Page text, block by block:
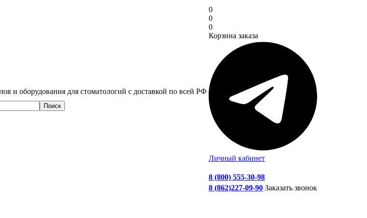
и оборудования для стоматологий с доставкой по всей РФ
0
0
0
Корзина заказа
Личный кабинет
8 (800) 555-30-98
8 (862)227-09-90 Заказать звонок